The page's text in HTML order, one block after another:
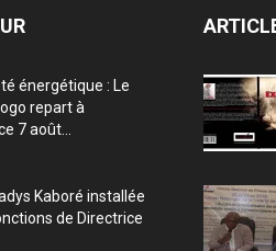
énergétique : Le
repart à
7 août...
Kaboré installée
de Directrice